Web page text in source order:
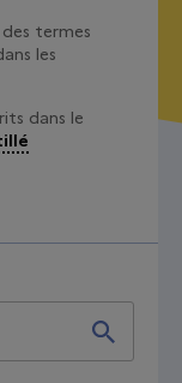
termes
les
dans le